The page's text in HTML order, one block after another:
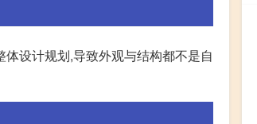
设计规划,导致外观与结构都不是自